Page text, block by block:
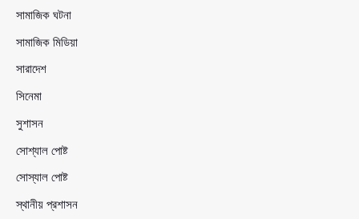
সামাজিক ঘটনা
সামাজিক মিডিয়া
সারাদেশ
সিনেমা
সুশাসন
সোশ্যাল পোষ্ট
সোস্যাল পোষ্ট
স্থানীয় প্রশাসন